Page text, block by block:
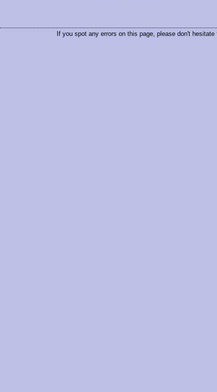
If you spot any errors on this page, please don't